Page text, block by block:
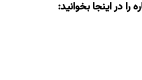
در اینجا بخوانید: